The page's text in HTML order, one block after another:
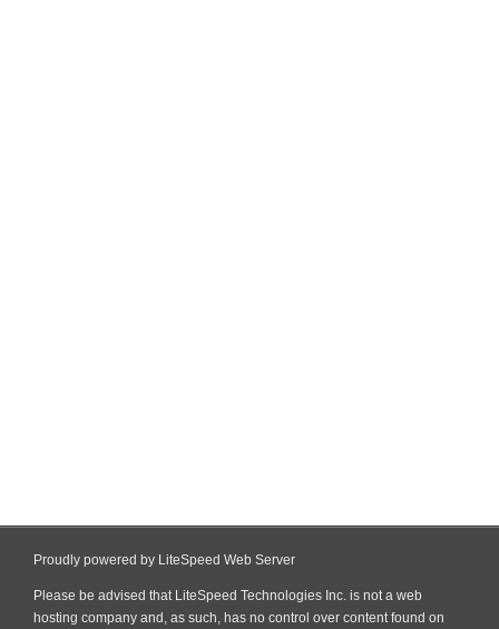
Proudly powered by LiteSpeed Web Server
Please be advised that LiteSpeed Technologies Inc. is not a web
hosting company and, as such, has no control over content found on